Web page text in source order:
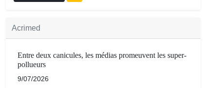
Acrimed
Entre deux canicules, les médias promeuvent les super-
pollueurs
9/07/2026